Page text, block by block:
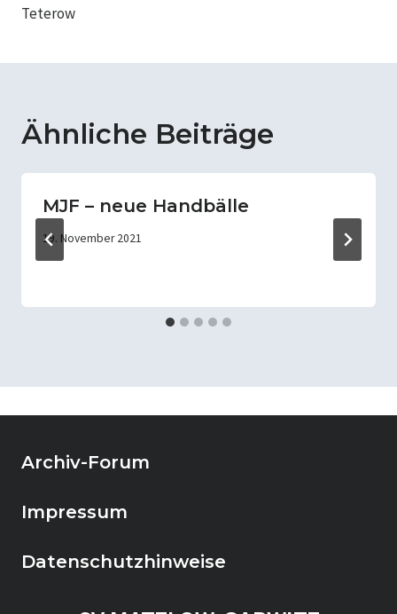
Teterow
Ähnliche Beiträge
MJF – neue Handbälle
19. November 2021
Archiv-Forum
Impressum
Datenschutzhinweise